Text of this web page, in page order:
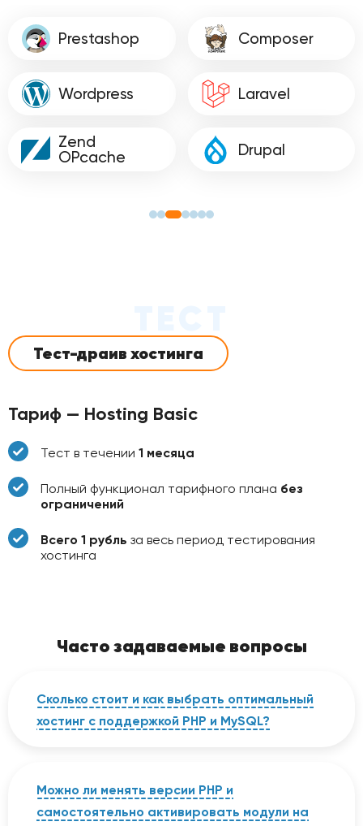
Prestashop
Wordpress
Zend
OPcache
Composer
Laravel
Drupal
Тест-драив хостинга
Тариф — Hosting Basic
Тест в течении 1 месяца
Полный функционал тарифного плана без
ограничений
Всего 1 рубль за весь период тестирования
хостинга
Часто задаваемые вопросы
Сколько стоит и как выбрать оптимальный
хостинг с поддержкой PHP и MySQL?
дисковом пространстве и оперативной
памяти. Мы разработали гибкий
конфигуратор, позволяющий недорого
Можно ли менять версии PHP и
самостоятельно активировать модули на